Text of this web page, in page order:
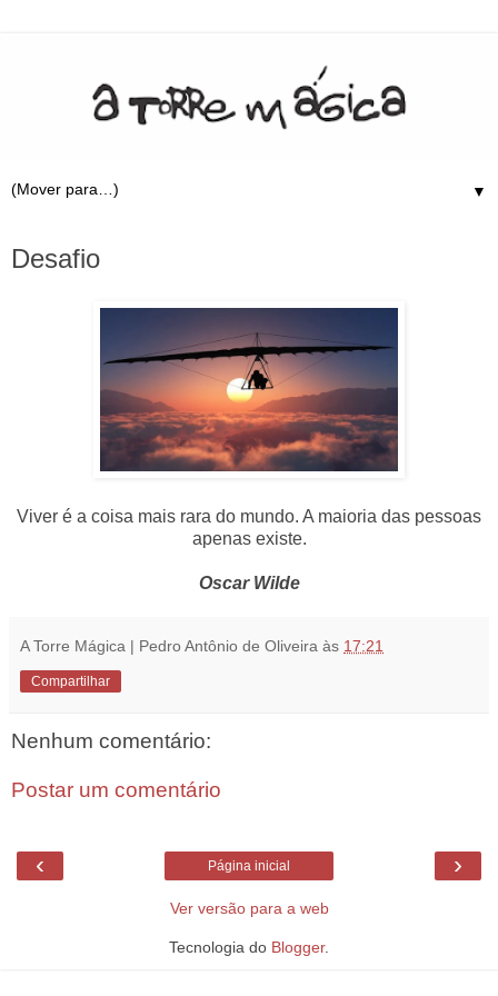
▼
Desafio
Viver é a coisa mais rara do mundo. A maioria das pessoas
apenas existe.
Oscar Wilde
A Torre Mágica | Pedro Antônio de Oliveira às 17:21
Compartilhar
Nenhum comentário:
Postar um comentário
‹ ›
Página inicial
Ver versão para a web
Tecnologia do Blogger.